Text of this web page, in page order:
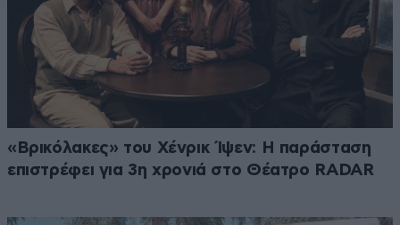
«Βρικόλακες» του Χένρικ Ίψεν: Η παράσταση
επιστρέφει για 3η χρονιά στο Θέατρο RADAR